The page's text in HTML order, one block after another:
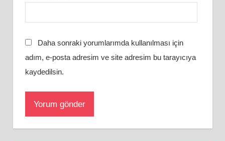
Daha sonraki yorumlarımda kullanılması için
adım, e-posta adresim ve site adresim bu tarayıcıya
kaydedilsin.